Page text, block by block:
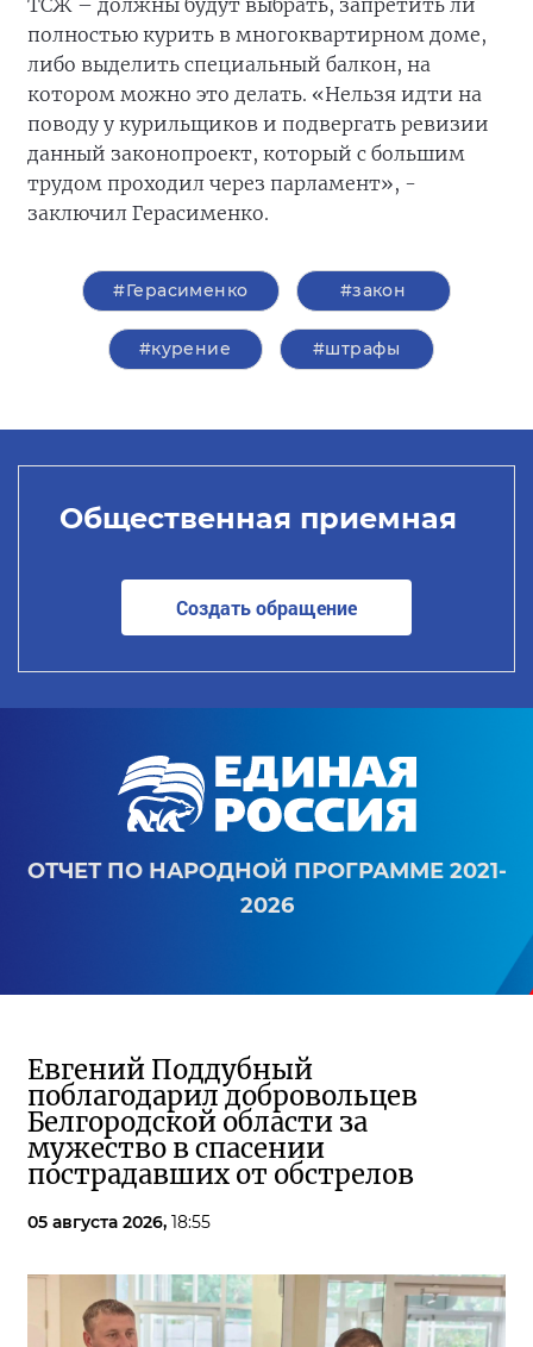
ТСЖ – должны будут выбрать, запретить ли
полностью курить в многоквартирном доме,
либо выделить специальный балкон, на
котором можно это делать. «Нельзя идти на
поводу у курильщиков и подвергать ревизии
данный законопроект, который с большим
трудом проходил через парламент», -
заключил Герасименко.
#Герасименко #закон
#курение #штрафы
Общественная приемная
Создать обращение
ОТЧЕТ ПО НАРОДНОЙ ПРОГРАММЕ 2021-
2026
Евгений Поддубный
поблагодарил добровольцев
Белгородской области за
мужество в спасении
пострадавших от обстрелов
05 августа 2026, 18:55